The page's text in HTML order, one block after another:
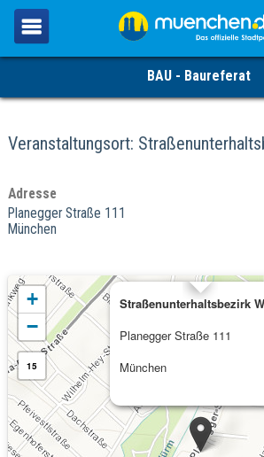
BAU - Baureferat
Veranstaltungsort:
Adresse
Planegger Straße 111
München
Straßenunterhaltsbezirk
Planegger Straße 111
München
+
−
15